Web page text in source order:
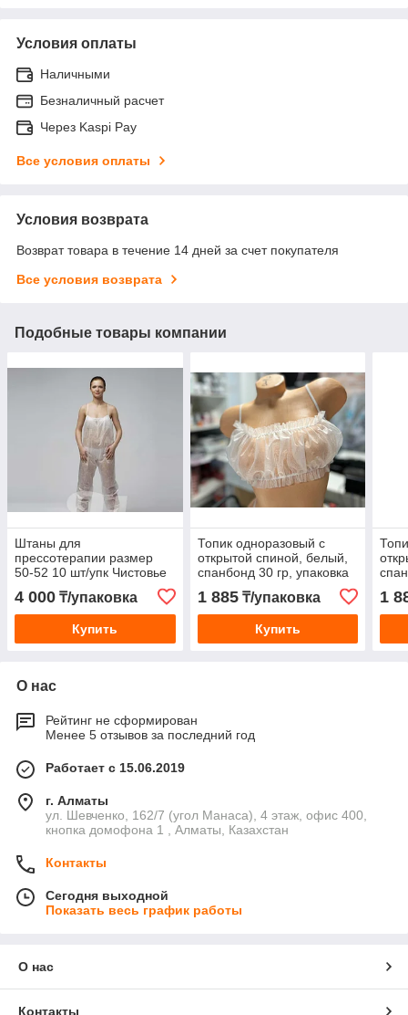
Условия оплаты
Наличными
Безналичный расчет
Через Kaspi Pay
Все условия оплаты
Условия возврата
Возврат товара в течение 14 дней за счет покупателя
Все условия возврата
Подобные товары компании
Штаны для
прессотерапии размер
50-52 10 шт/упк Чистовье
4 000 ₸/упаковка
Купить
Топик одноразовый с
открытой спиной, белый,
спанбонд 30 гр, упаковка
1 885₸/упаковка
Купить
1
О нас
Рейтинг не сформирован
Менее 5 отзывов за последний год
Работает с 15.06.2019
г. Алматы
ул. Шевченко, 162/7 (угол Манаса), 4 этаж, офис 400,
кнопка домофона 1 , Алматы, Казахстан
Контакты
Сегодня выходной
Показать весь график работы
О нас
Контакты